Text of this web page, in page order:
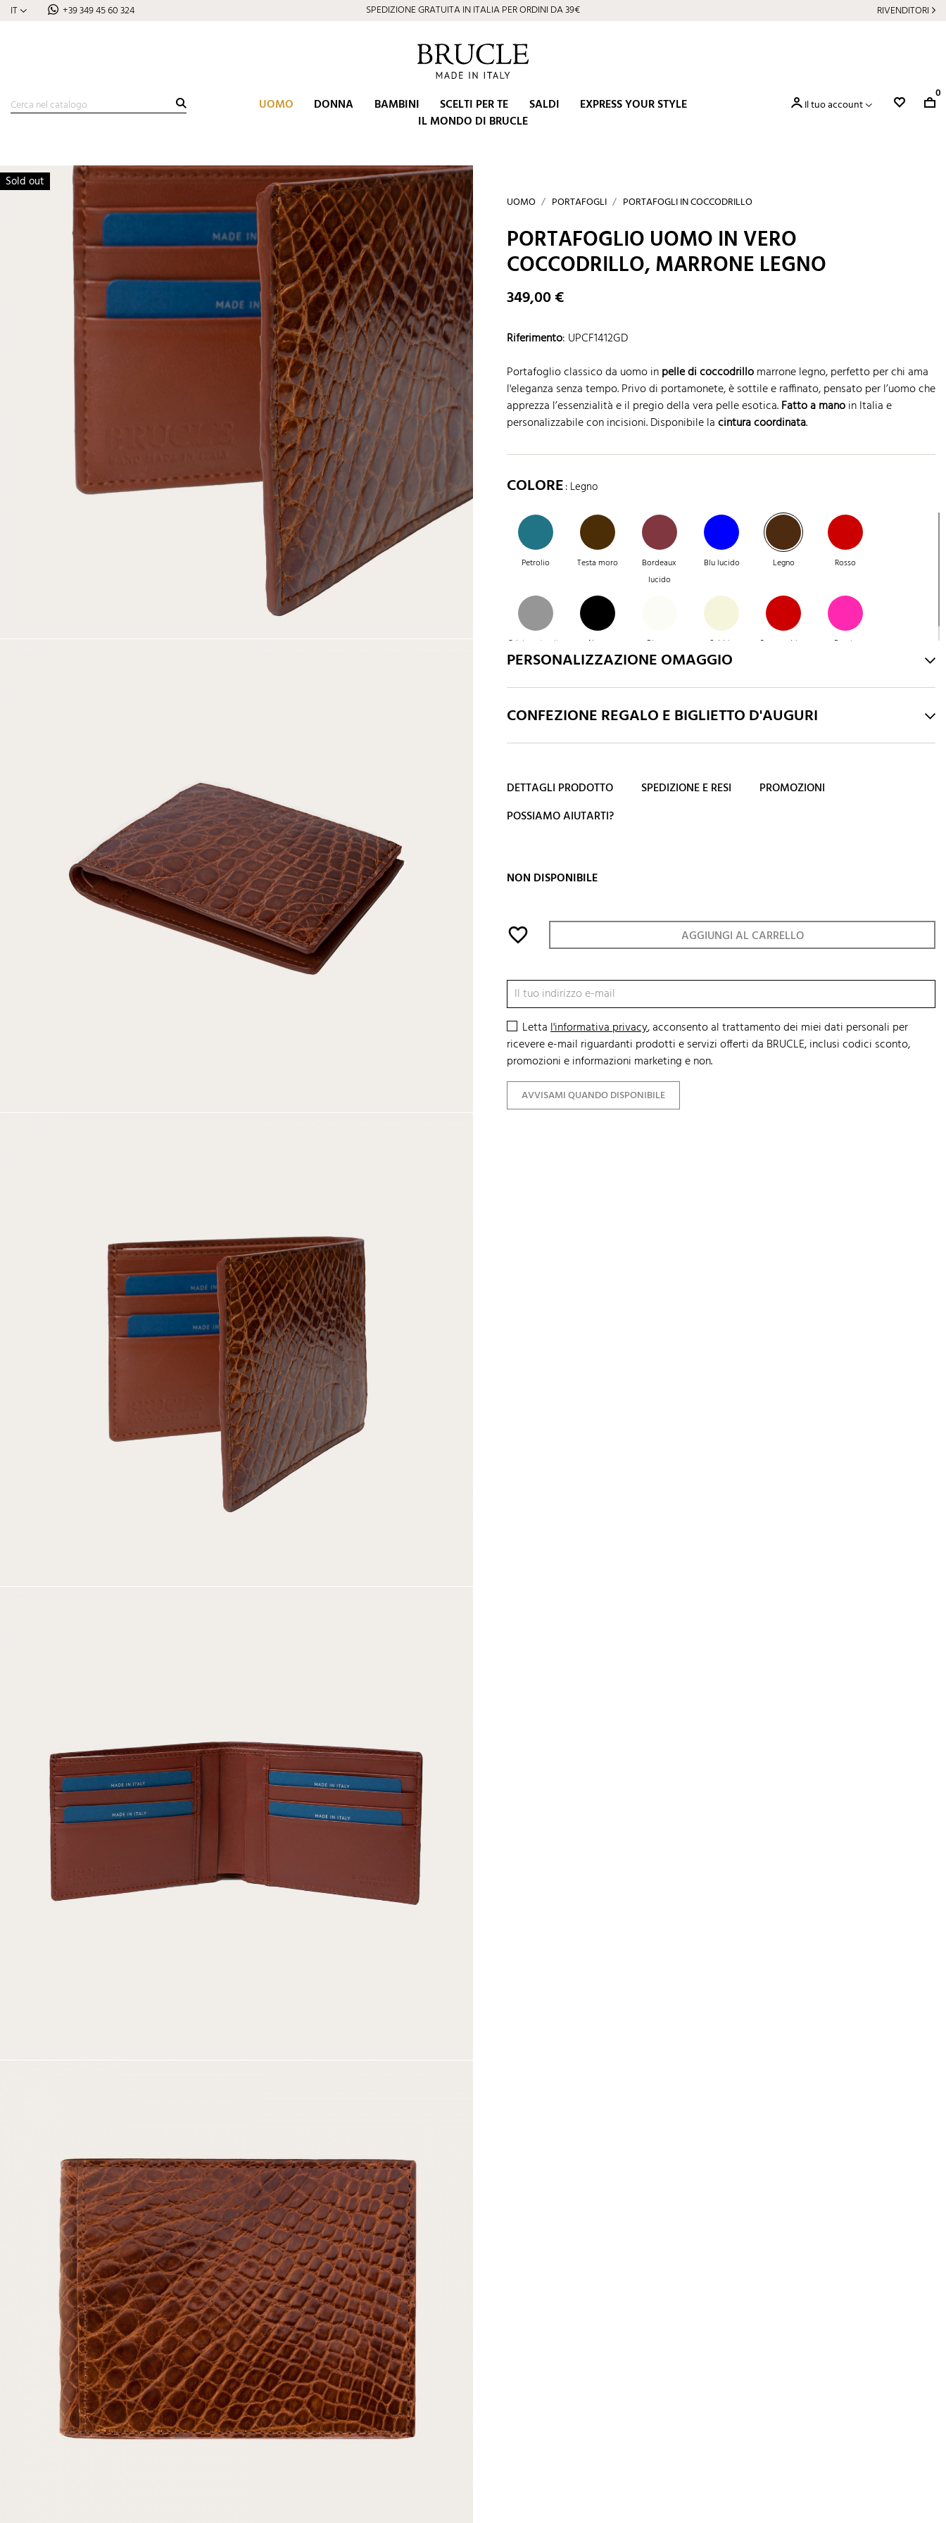
IT +39 349 45 60 324 SPEDIZIONE GRATUITA IN ITALIA PER ORDINI DA 39€
⭐ 4.9/5 su Google | Eccellenza Artigiana dal 2002 RIVENDITORI
UOMO DONNA BAMBINI SCELTI PER TE SALDI
EXPRESS YOUR STYLE
IL MONDO DI BRUCLE
Il tuo account
0
Sold out
UOMO PORTAFOGLI PORTAFOGLI IN COCCODRILLO
PORTAFOGLIO UOMO IN VERO
COCCODRILLO, MARRONE LEGNO
349,00 €
Riferimento: UPCF1412GD
Portafoglio classico da uomo inpelle di coccodrillomarrone legno, perfetto per chi ama
l'eleganza senza tempo. Privo di portamonete, è sottile e raffinato, pensato per l’uomo che
apprezza l’essenzialità e il pregio della vera pelle esotica.Fatto a manoin Italia e
personalizzabile con incisioni. Disponibile lacintura coordinata.
COLORE: Legno
Petrolio Testa moro
Bordeaux
lucido
Blu lucido Legno Rosso
Grigio antracite Nero Bianco Sabbia Rosso rubino Fucsia
PERSONALIZZAZIONE OMAGGIO
CONFEZIONE REGALO E BIGLIETTO D'AUGURI
DETTAGLI PRODOTTO SPEDIZIONE E RESI
PROMOZIONI
POSSIAMO AIUTARTI?
NON DISPONIBILE
favorite_border AGGIUNGI AL CARRELLO
Lettal'informativa privacy, acconsento al trattamento dei miei dati personali per
ricevere e-mail riguardanti prodotti e servizi offerti da BRUCLE, inclusi codici sconto,
promozioni e informazioni marketing e non.
AVVISAMI QUANDO DISPONIBILE